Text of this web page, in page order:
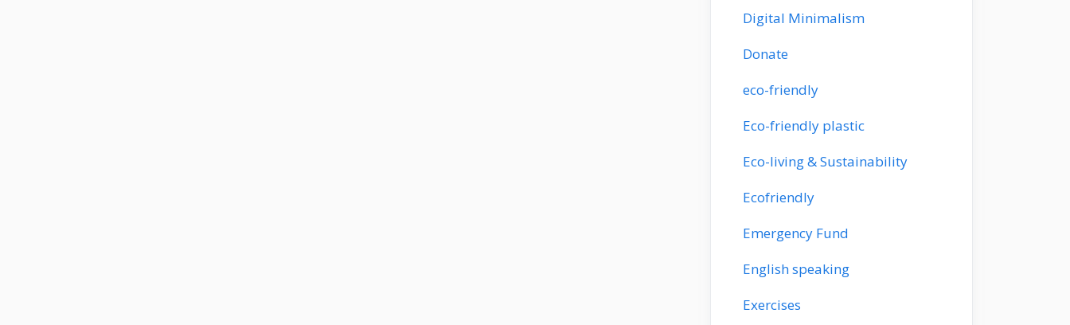
Digital Minimalism
Donate
eco-friendly
Eco-friendly plastic
Eco-living & Sustainability
Ecofriendly
Emergency Fund
English speaking
Exercises